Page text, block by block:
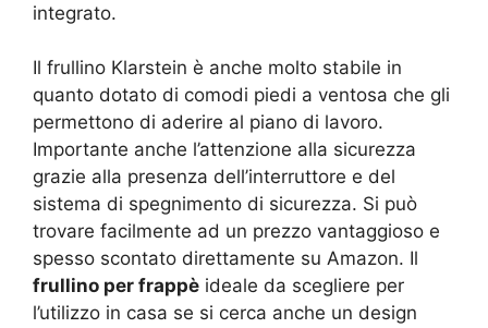
integrato.
Il frullino Klarstein è anche molto stabile in
quanto dotato di comodi piedi a ventosa che gli
permettono di aderire al piano di lavoro.
Importante anche l’attenzione alla sicurezza
grazie alla presenza dell’interruttore e del
sistema di spegnimento di sicurezza. Si può
trovare facilmente ad un prezzo vantaggioso e
spesso scontato direttamente su Amazon. Il
frullino per frappè ideale da scegliere per
l’utilizzo in casa se si cerca anche un design